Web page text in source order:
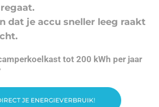
dat je accu sneller leeg raakt
tot 200 kWh per jaar
JE ENERGIEVERBRUIK!